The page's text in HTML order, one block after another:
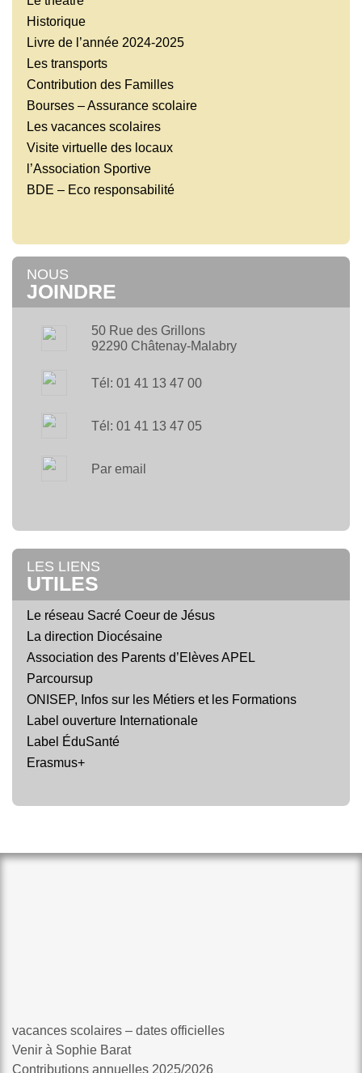
Historique
Livre de l’année 2024-2025
Les transports
Contribution des Familles
Bourses – Assurance scolaire
Les vacances scolaires
Visite virtuelle des locaux
l’Association Sportive
BDE – Eco responsabilité
NOUS
JOINDRE
50 Rue des Grillons
92290 Châtenay-Malabry
Tél: 01 41 13 47 00
Tél: 01 41 13 47 05
Par email
LES LIENS
UTILES
Le réseau Sacré Coeur de Jésus
La direction Diocésaine
Association des Parents d’Elèves APEL
Parcoursup
ONISEP, Infos sur les Métiers et les Formations
Label ouverture Internationale
Label ÉduSanté
Erasmus+
vacances scolaires – dates officielles
Venir à Sophie Barat
Contributions annuelles 2025/2026